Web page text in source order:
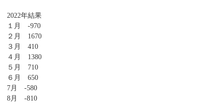
2022年結果
１月 -970
２月 1670
３月 410
４月 1380
５月 710
６月 650
7月 -580
8月 -810